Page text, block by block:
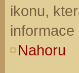
ikonu,
Nahoru